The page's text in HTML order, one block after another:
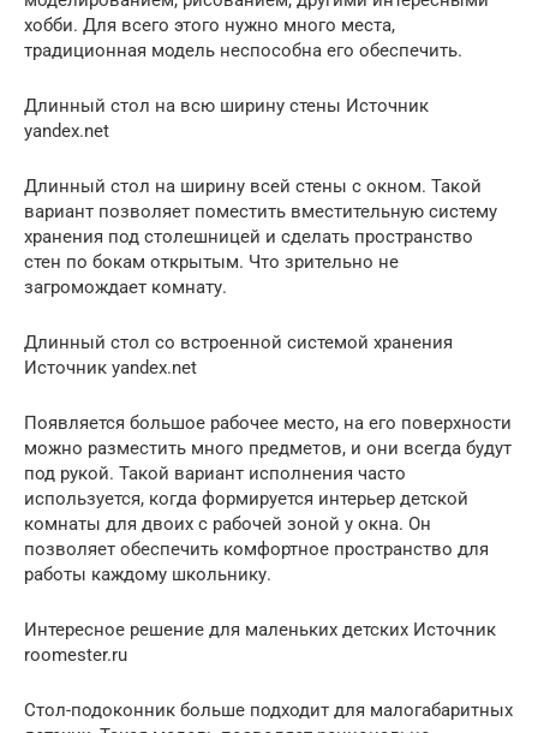
хобби. Для всего этого нужно много места,
традиционная модель неспособна его обеспечить.
Длинный стол на всю ширину стены Источник
yandex.net
Длинный стол на ширину всей стены с окном. Такой
вариант позволяет поместить вместительную систему
хранения под столешницей и сделать пространство
стен по бокам открытым. Что зрительно не
загромождает комнату.
Длинный стол со встроенной системой хранения
Источник yandex.net
Появляется большое рабочее место, на его поверхности
можно разместить много предметов, и они всегда будут
под рукой. Такой вариант исполнения часто
используется, когда формируется интерьер детской
комнаты для двоих с рабочей зоной у окна. Он
позволяет обеспечить комфортное пространство для
работы каждому школьнику.
Интересное решение для маленьких детских Источник
roomester.ru
Стол-подоконник больше подходит для малогабаритных